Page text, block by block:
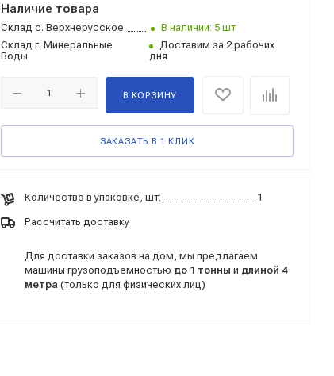
Наличие товара
Склад с. Верхнерусское
В наличии: 5 шт
Склад г. Минеральные
Воды
Доставим за 2 рабочих
дня
В КОРЗИНУ
ЗАКАЗАТЬ В 1 КЛИК
Количество в упаковке, шт: 1
Рассчитать доставку
Для доставки заказов на дом, мы предлагаем
машины грузоподъемностью до 1 тонны и длиной 4
метра (только для физических лиц)